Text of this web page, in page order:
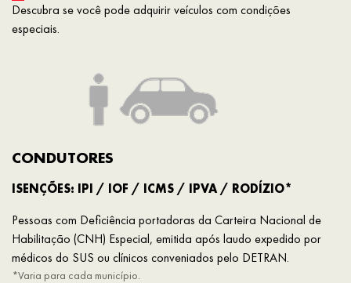
Descubra se você pode adquirir veículos com condições
especiais.
CONDUTORES
ISENÇÕES: IPI / IOF / ICMS / IPVA / RODÍZIO*
Pessoas com Deficiência portadoras da Carteira Nacional de
Habilitação (CNH) Especial, emitida após laudo expedido por
médicos do SUS ou clínicos conveniados pelo DETRAN.
*Varia para cada município.